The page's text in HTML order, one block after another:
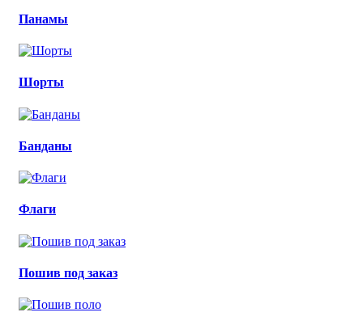
Панамы
Шорты
Банданы
Флаги
Пошив под заказ